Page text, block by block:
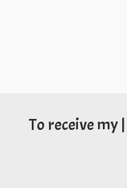
للحصول على ما هو جديد | To receive my